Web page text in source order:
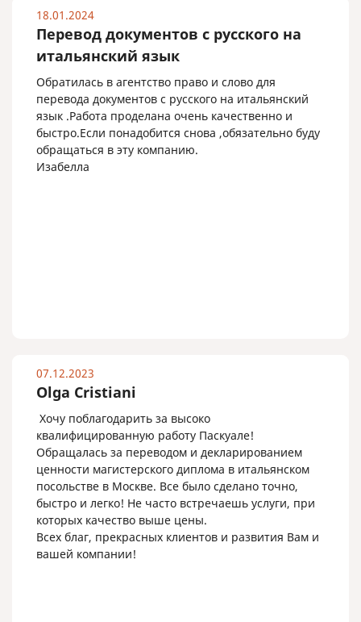
18.01.2024
Перевод документов с русского на
итальянский язык
Обратилась в агентство право и слово для
перевода документов с русского на итальянский
язык .Работа проделана очень качественно и
быстро.Если понадобится снова ,обязательно буду
обращаться в эту компанию.
Изабелла
07.12.2023
Olga Cristiani
Хочу поблагодарить за высоко
квалифицированную работу Паскуале!
Обращалась за переводом и декларированием
ценности магистерского диплома в итальянском
посольстве в Москве. Все было сделано точно,
быстро и легко! Не часто встречаешь услуги, при
которых качество выше цены.
Всех благ, прекрасных клиентов и развития Вам и
вашей компании!